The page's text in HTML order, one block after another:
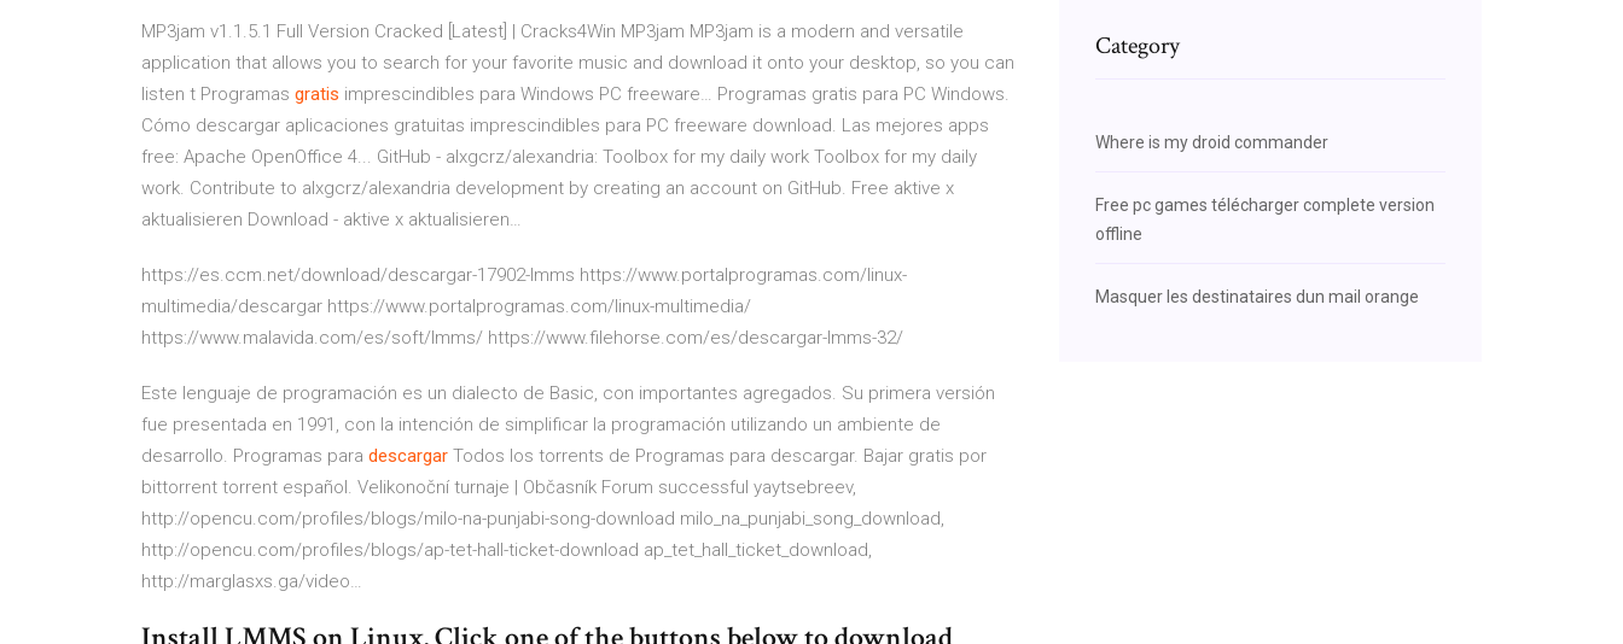
MP3jam v1.1.5.1 Full Version Cracked [Latest] | Cracks4Win MP3jam MP3jam is a modern and versatile
application that allows you to search for your favorite music and download it onto your desktop, so you can
listen t Programas gratis imprescindibles para Windows PC freeware… Programas gratis para PC Windows.
Cómo descargar aplicaciones gratuitas imprescindibles para PC freeware download. Las mejores apps
free: Apache OpenOffice 4... GitHub - alxgcrz/alexandria: Toolbox for my daily work Toolbox for my daily
work. Contribute to alxgcrz/alexandria development by creating an account on GitHub. Free aktive x
aktualisieren Download - aktive x aktualisieren…
https://es.ccm.net/download/descargar-17902-lmms https://www.portalprogramas.com/linux-
multimedia/descargar https://www.portalprogramas.com/linux-multimedia/
https://www.malavida.com/es/soft/lmms/ https://www.filehorse.com/es/descargar-lmms-32/
Este lenguaje de programación es un dialecto de Basic, con importantes agregados. Su primera versión
fue presentada en 1991, con la intención de simplificar la programación utilizando un ambiente de
desarrollo. Programas para descargar Todos los torrents de Programas para descargar. Bajar gratis por
bittorrent torrent español. Velikonoční turnaje | Občasník Forum successful yaytsebreev,
http://opencu.com/profiles/blogs/milo-na-punjabi-song-download milo_na_punjabi_song_download,
http://opencu.com/profiles/blogs/ap-tet-hall-ticket-download ap_tet_hall_ticket_download,
http://marglasxs.ga/video…
Category
Where is my droid commander
Free pc games télécharger complete version
offline
Masquer les destinataires dun mail orange